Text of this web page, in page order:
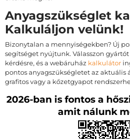
Anyagszükséglet
Kalkuláljon velünk!
Bizonytalan a mennyiségekben? Új
segítséget nyújtunk. Válasszon gyártót
kérdésre, és a webáruház kalkulátor
pontos anyagszükségletet az aktuális
grafitos vagy a kőzetgyapot
2026-ban is fontos a
amit nálunk